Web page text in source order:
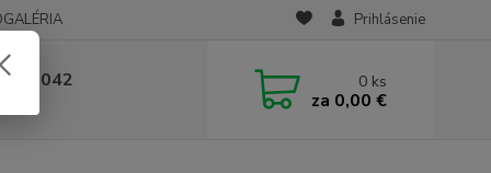
Prihlásenie
042 0 ks
za 0,00 €